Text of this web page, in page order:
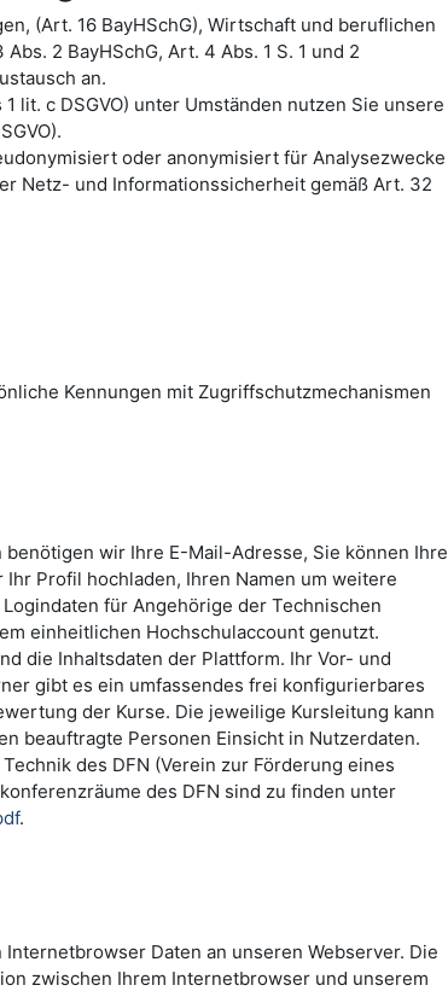
(Art. 16 BayHSchG), Wirtschaft und beruflichen
2 BayHSchG, Art. 4 Abs. 1 S. 1 und 2
an.
c DSGVO) unter Umständen nutzen Sie unsere
oder anonymisiert für Analysezwecke
Netz- und Informationssicherheit gemäß Art. 32
Kennungen mit Zugriffschutzmechanismen
wir Ihre E-Mail-Adresse, Sie können Ihre
Profil hochladen, Ihren Namen um weitere
für Angehörige der Technischen
einheitlichen Hochschulaccount genutzt.
die Inhaltsdaten der Plattform. Ihr Vor- und
gibt es ein umfassendes frei konfigurierbares
der Kurse. Die jeweilige Kursleitung kann
beauftragte Personen Einsicht in Nutzerdaten.
des DFN (Verein zur Förderung eines
des DFN sind zu finden unter
.
Daten an unseren Webserver. Die
zwischen Ihrem Internetbrowser und unserem